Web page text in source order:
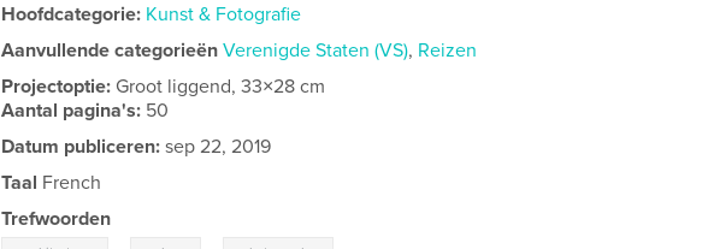
Hoofdcategorie: Kunst & Fotografie
Aanvullende categorieën Verenigde Staten (VS), Reizen
Projectoptie: Groot liggend, 33×28 cm
Aantal pagina's: 50
Datum publiceren: sep 22, 2019
Taal French
Trefwoorden